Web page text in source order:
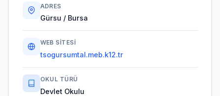
ADRES
Gürsu / Bursa
WEB SITESI
tsogursumtal.meb.k12.tr
OKUL TÜRÜ
Devlet Okulu